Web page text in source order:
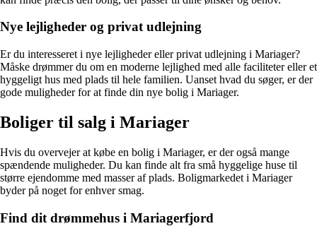
Nye lejligheder og privat udlejning
Er du interesseret i nye lejligheder eller privat udlejning i Mariager?
Måske drømmer du om en moderne lejlighed med alle faciliteter eller et
hyggeligt hus med plads til hele familien. Uanset hvad du søger, er der
gode muligheder for at finde din nye bolig i Mariager.
Boliger til salg i Mariager
Hvis du overvejer at købe en bolig i Mariager, er der også mange
spændende muligheder. Du kan finde alt fra små hyggelige huse til
større ejendomme med masser af plads. Boligmarkedet i Mariager
byder på noget for enhver smag.
Find dit drømmehus i Mariagerfjord